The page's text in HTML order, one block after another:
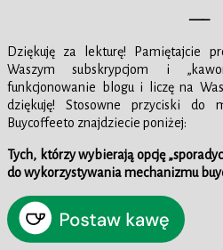
—–
Dziękuję za lekturę! Pamiętajcie
Waszym subskrypcjom i
funkcjonowanie blogu i liczę na
dziękuję! Stosowne przyciski
Buycoffeeto znajdziecie poniżej:
Tych, którzy wybierają opcję
do wykorzystywania mechanizmu